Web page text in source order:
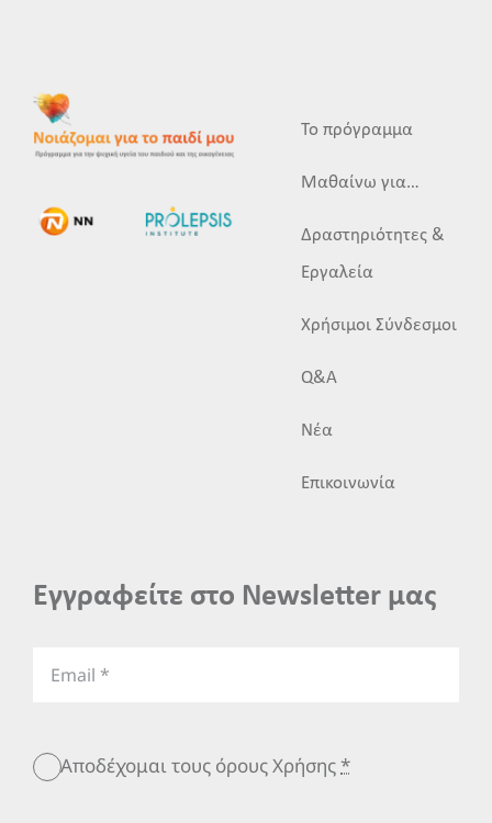
Το πρόγραμμα
Μαθαίνω για…
Δραστηριότητες &
Εργαλεία
Χρήσιμοι Σύνδεσμοι
Q&A
Νέα
Επικοινωνία
Εγγραφείτε στο Newsletter μας
Αποδέχομαι τους όρους Χρήσης*